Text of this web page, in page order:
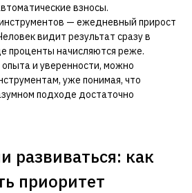
взносы.
— ежедневный прирост
видит результат сразу в
проценты начисляются реже.
и уверенности, можно
уже понимая, что
подходе достаточно
развиваться: как
приоритет